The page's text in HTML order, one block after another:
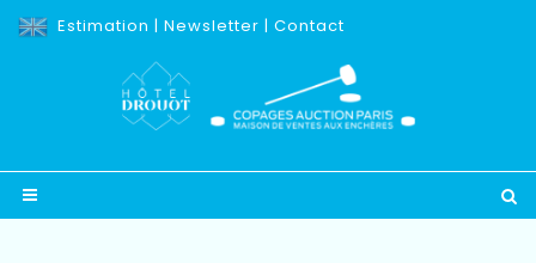
Estimation | Newsletter | Contact